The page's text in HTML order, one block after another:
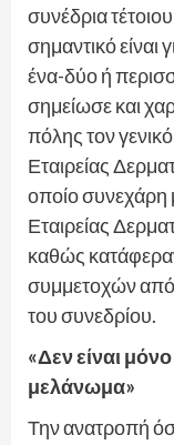
συνέδρια
σημαντικό είναι
ένα-δύο ή
σημείωσε και
πόλης τον
Εταιρείας
οποίο συνεχάρη
Εταιρείας
καθώς
συμμετοχών
του συνεδρίου.
«Δεν είναι
μελάνωμα»
Την ανατροπή